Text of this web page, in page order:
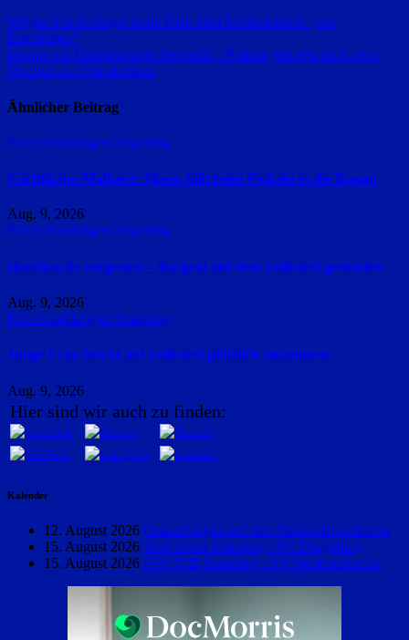
Beitragsnavigation
Wegen Schokoriegel droht Dieb dem Ladendetektiv „mit
Erschießen“
Bäume mit Hakenkreuzen besprüht – Polizei geht erst nach zwei
Wochen an Öffentlichkeit
Ähnlicher Beitrag
Polizeimeldungen Straubing
Nächtliches Malheur: Mann fällt beim Pinkeln in die Donau
Aug. 9, 2026
Polizeimeldungen Straubing
Handtasche vergessen – Bargeld auf dem Volksfest gestohlen
Aug. 9, 2026
Polizeimeldungen Straubing
Junge Frau bricht auf Volksfest plötzlich zusammen
Aug. 9, 2026
Hier sind wir auch zu finden:
Kalender
12. August 2026 Gstanzlsingen auf dem Gäubodenvolksfest
15. August 2026 Türk Gücü Straubing : FC Dingolfing
15. August 2026 FSV VfB Straubing : SV Neufraunhofen